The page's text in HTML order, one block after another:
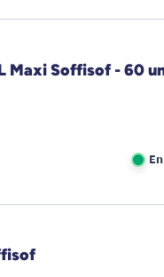
Maxi Soffisof - 60